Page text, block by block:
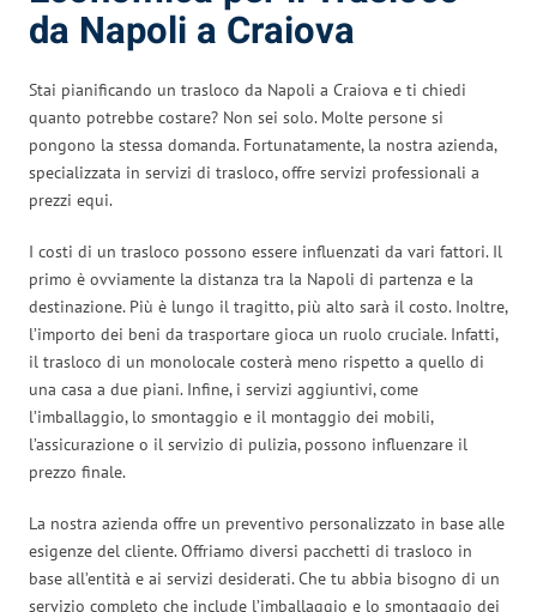
da Napoli a Craiova
Stai pianificando un trasloco da Napoli a Craiova e ti chiedi
quanto potrebbe costare? Non sei solo. Molte persone si
pongono la stessa domanda. Fortunatamente, la nostra azienda,
specializzata in servizi di trasloco, offre servizi professionali a
prezzi equi.
I costi di un trasloco possono essere influenzati da vari fattori. Il
primo è ovviamente la distanza tra la Napoli di partenza e la
destinazione. Più è lungo il tragitto, più alto sarà il costo. Inoltre,
l’importo dei beni da trasportare gioca un ruolo cruciale. Infatti,
il trasloco di un monolocale costerà meno rispetto a quello di
una casa a due piani. Infine, i servizi aggiuntivi, come
l’imballaggio, lo smontaggio e il montaggio dei mobili,
l’assicurazione o il servizio di pulizia, possono influenzare il
prezzo finale.
La nostra azienda offre un preventivo personalizzato in base alle
esigenze del cliente. Offriamo diversi pacchetti di trasloco in
base all’entità e ai servizi desiderati. Che tu abbia bisogno di un
servizio completo che include l’imballaggio e lo smontaggio dei